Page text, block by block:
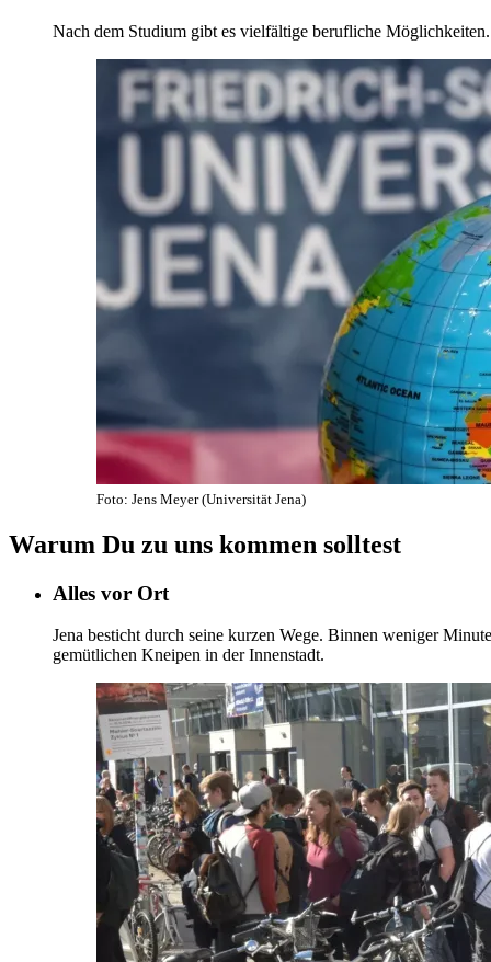
Nach dem Studium gibt es vielfältige berufliche Möglichkeiten.
Foto: Jens Meyer (Universität Jena)
Warum Du zu uns kommen solltest
Alles vor Ort
Jena besticht durch seine kurzen Wege. Binnen weniger
gemütlichen Kneipen in der Innenstadt.